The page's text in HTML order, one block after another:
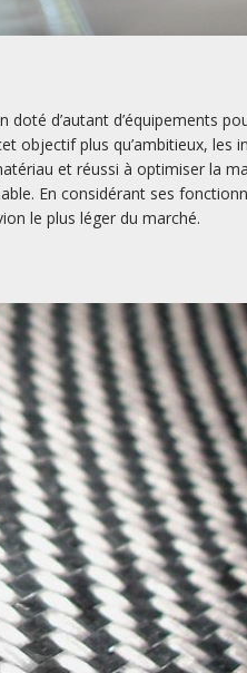
doté d’autant d’équipements
objectif plus qu’ambitieux, les
et réussi à optimiser la
En considérant ses
le plus léger du marché.